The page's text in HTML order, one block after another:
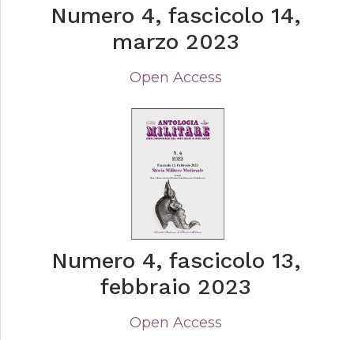
Numero 4, fascicolo 14,
marzo 2023
Open Access
Numero 4, fascicolo 13,
febbraio 2023
Open Access